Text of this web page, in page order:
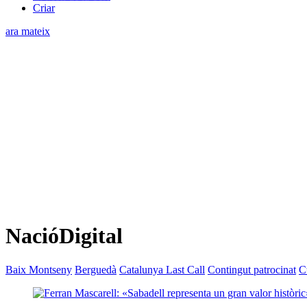
Criar
ara mateix
NacióDigital
Baix Montseny Berguedà Catalunya Last Call Contingut patrocinat